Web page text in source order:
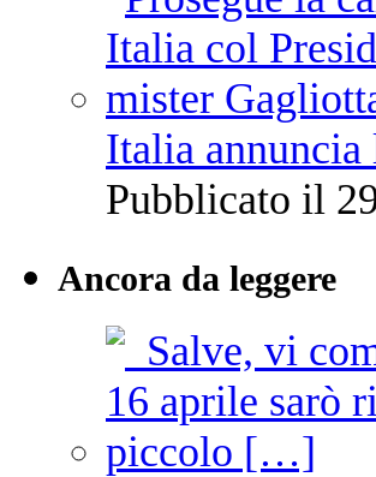
Italia
Pubblicato il
Ancora da leggere